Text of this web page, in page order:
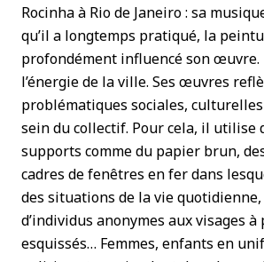
Rocinha à Rio de Janeiro : sa
qu’il a longtemps pratiqué, la
profondément influencé son œuvre.
l’énergie de la ville. Ses œuvres
problématiques sociales,
sein du collectif. Pour cela, il utilise
supports comme du papier brun,
cadres de fenêtres en fer dans
des situations de la vie
d’individus anonymes aux visages à
esquissés… Femmes, enfants en